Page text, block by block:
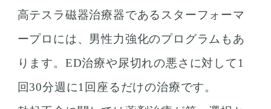
高テスラ磁器治療器であるスターフォーマ
ープロには、男性力強化のプログラムもあ
ります。ED治療や尿切れの悪さに対して1
回30分週に1回座るだけの治療です。